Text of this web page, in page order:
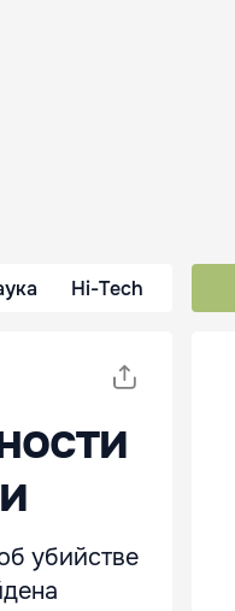
Hi-Tech
убийстве